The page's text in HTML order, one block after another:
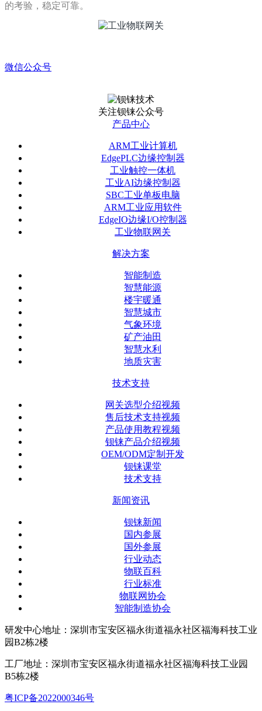
的考验，稳定可靠。
微信公众号
关注钡铼公众号
产品中心
ARM工业计算机
EdgePLC边缘控制器
工业触控一体机
工业AI边缘控制器
SBC工业单板电脑
ARM工业应用软件
EdgeIO边缘I/O控制器
工业物联网关
解决方案
智能制造
智慧能源
楼宇暖通
智慧城市
气象环境
矿产油田
智慧水利
地质灾害
技术支持
网关选型介绍视频
售后技术支持视频
产品使用教程视频
钡铼产品介绍视频
OEM/ODM定制开发
钡铼课堂
技术支持
新闻资讯
钡铼新闻
国内参展
国外参展
行业动态
物联百科
行业标准
物联网协会
智能制造协会
研发中心地址：深圳市宝安区福永街道福永社区福海科技工业
园B2栋2楼
工厂地址：深圳市宝安区福永街道福永社区福海科技工业园
B5栋2楼
粤ICP备2022000346号